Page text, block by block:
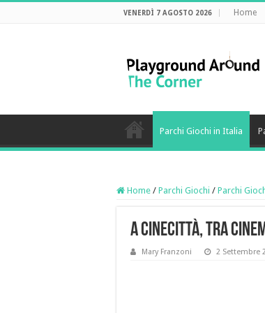
VENERDÌ 7 AGOSTO 2026 Home
Parchi Giochi in Italia
Home / Parchi Giochi / Parchi
A Cinecittà, tra
Mary Franzoni 2 Settembre